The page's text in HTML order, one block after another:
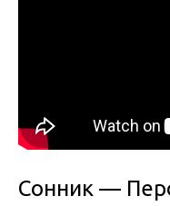
Сонник —